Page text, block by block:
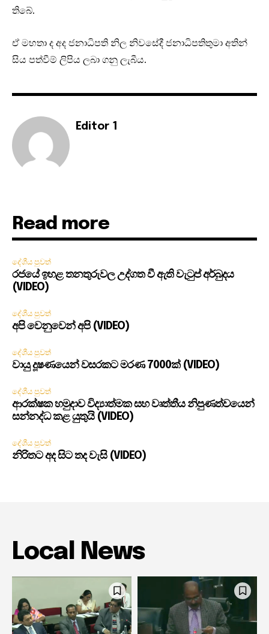
තිබේ.
ඒ මහතා ද අද ජනාධිපති නිල නිවසේදී ජනාධිපතිතුමා අතින්
සිය පත්වීම් ලිපිය ලබා ගනු ලැබීය.
Editor 1
Read more
දේශීය පුවත්
රජයේ ඉහළ තනතුරුවල උද්ගත වී ඇති වැටුප් අර්බුදය
(VIDEO)
දේශීය පුවත්
අපි වෙනුවෙන් අපි (VIDEO)
දේශීය පුවත්
වායු දූෂණයෙන් වසරකට මරණ 7000ක් (VIDEO)
දේශීය පුවත්
ආරක්ෂක හමුදාව විද්‍යාත්මක සහ වෘත්තීය නිපුණත්වයෙන්
සන්නද්ධ කළ යුතුයි (VIDEO)
දේශීය පුවත්
නිරිතට අද සිට තද වැසි (VIDEO)
Local News